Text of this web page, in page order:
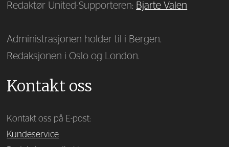
Redaktør United-Supporteren: Bjarte Valen
Administrasjonen holder til i Bergen.
Redaksjonen i Oslo og London.
Kontakt oss
Kontakt oss på E-post:
Kundeservice